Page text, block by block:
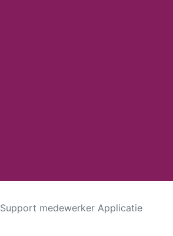
Support medewerker Applicatie